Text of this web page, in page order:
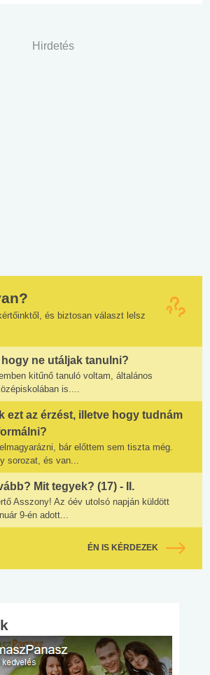
Hirdetés
és biztosan választ lelsz
hogy ne utáljak tanulni?
kitűnő tanuló voltam, általános
is....
ezt az érzést, illetve hogy tudnám
bár előttem sem tiszta még.
sorozat, és van...
Mit tegyek? (17) - II.
Asszony! Az óév utolsó napján küldött
9-én adott...
ÉN IS KÉRDEZEK